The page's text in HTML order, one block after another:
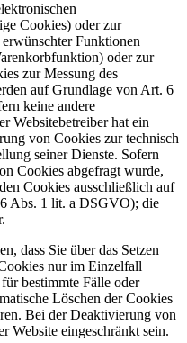
Cookies) oder zur
Funktionen
oder zur
zur Messung des
auf Grundlage von Art. 6
keine andere
Websitebetreiber hat ein
von Cookies zur technisch
seiner Dienste. Sofern
Cookies abgefragt wurde,
Cookies ausschließlich auf
Abs. 1 lit. a DSGVO); die
dass Sie über das Setzen
nur im Einzelfall
bestimmte Fälle oder
Löschen der Cookies
Bei der Deaktivierung von
Website eingeschränkt sein.